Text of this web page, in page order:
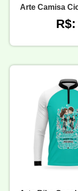
Arte Camisa